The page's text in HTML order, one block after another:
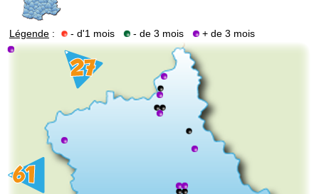
Légende : - d'1 mois - de 3 mois + de 3 mois